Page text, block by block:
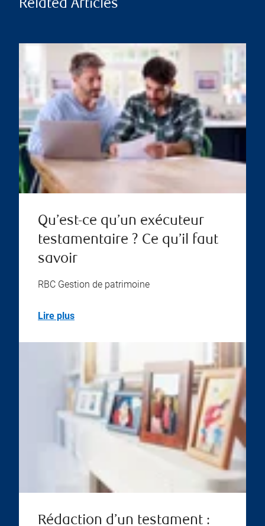
Related Articles
Qu’est-ce qu’un exécuteur
testamentaire ? Ce qu’il faut
savoir
RBC Gestion de patrimoine
Lire plus
Rédaction d’un testament :